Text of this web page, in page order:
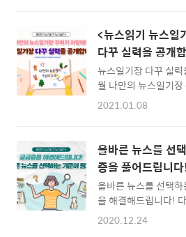
른 보도 찾아보기 4.
게 접하는 정보가 확인
일기 공모전에 참여
요? 직접 그 답을 들
아니라 다른 것이라는
지님)” 다양한 뉴스를
해서도 여러 시각이
을 거예요! 동시에 나
에 대해 비판적으로
죠~! “선입견이 없는
고 익숙한 방법으로만
<뉴스읽기 뉴스일
다꾸 실력을 공개
뉴스일기장 다꾸 실
월 나만의 뉴스일기
죠? 제2회 참가자들이
께 확인해볼까요~?
니다! 뉴스일기를 재
요. 한쪽에는 직접 오
에는 자신의 생각을
는 모습입니다. 송연
~ 수준급의 그림 실력
2021.01.08
올바른 뉴스를 선
증을 풀어드립니
올바른 뉴스를 선택
을 해결해드립니다!
유통되는 대량의 뉴스
2020.12.24